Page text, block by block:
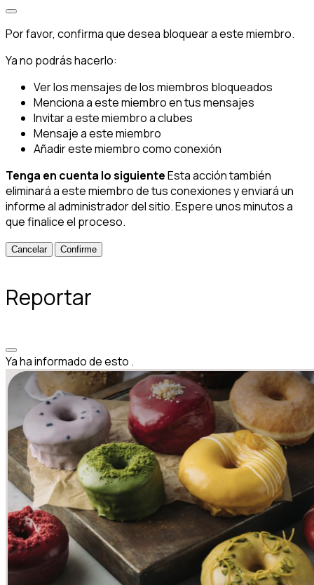
Por favor, confirma que desea bloquear a este miembro.
Ya no podrás hacerlo:
Ver los mensajes de los miembros bloqueados
Menciona a este miembro en tus mensajes
Invitar a este miembro a clubes
Mensaje a este miembro
Añadir este miembro como conexión
Tenga en cuenta lo siguienteEsta acción también
eliminará a este miembro de tus conexiones y enviará un
informe al administrador del sitio. Espere unos minutos a
que finalice el proceso.
Confirme
Reportar
Ya ha informado de esto .